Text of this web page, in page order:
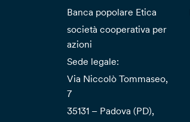
Banca popolare Etica
società cooperativa per
azioni
Sede legale:
Via Niccolò Tommaseo,
7
35131 – Padova (PD),